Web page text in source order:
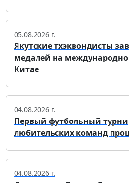
05.08.2026 г.
Якутские тхэквондисты
медалей на
Китае
04.08.2026 г.
Первый футбольный
любительских команд
04.08.2026 г.